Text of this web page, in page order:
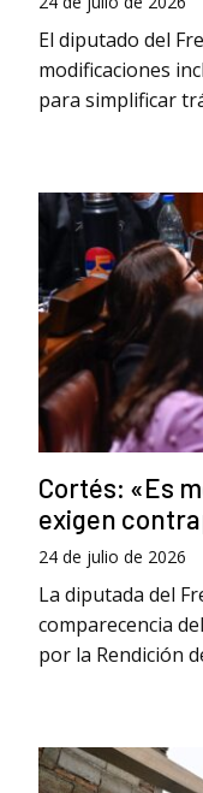
El diputado del
modificaciones
para simplificar
Cortés: «Es
exigen
24 de julio de 2026
La diputada del
comparecencia
por la Rendición